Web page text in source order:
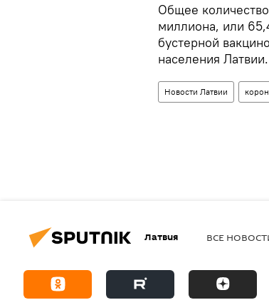
Общее
миллиона, или
бустерной
населения Латвии.
Новости Латвии
Латвия ВСЕ